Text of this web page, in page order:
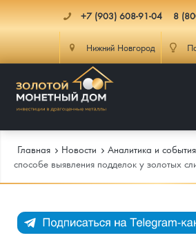
+7 (903) 608-91-04 8
Нижний Новгород
Каталог Монет
Инфо
Главная Новости Аналитика и события
способе выявления подделок у золотых